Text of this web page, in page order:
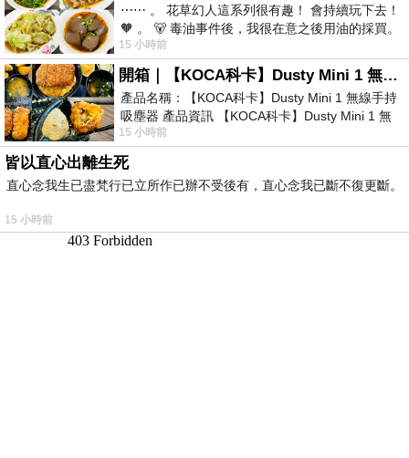
⋯⋯ 。 花草幻人這系列很有趣！ 會持續玩下去！
🧡 。 🐻 毒油事件後，我很在意之後用油的採買。
前天購買了我之前就很愛
15 小時前
開箱｜【KOCA科卡】Dusty Mini 1 無線手持吸塵器
產品名稱：【KOCA科卡】Dusty Mini 1 無線手持
吸塵器 產品資訊 【KOCA科卡】Dusty Mini 1 無
線手持吸塵器評語： 能吸、能吹兼具兩
15 小時前
皆以直心出離生死
直心念我生已盡梵行已立所作已辦不受後有，直心念我已斷不復更斷。
15 小時前